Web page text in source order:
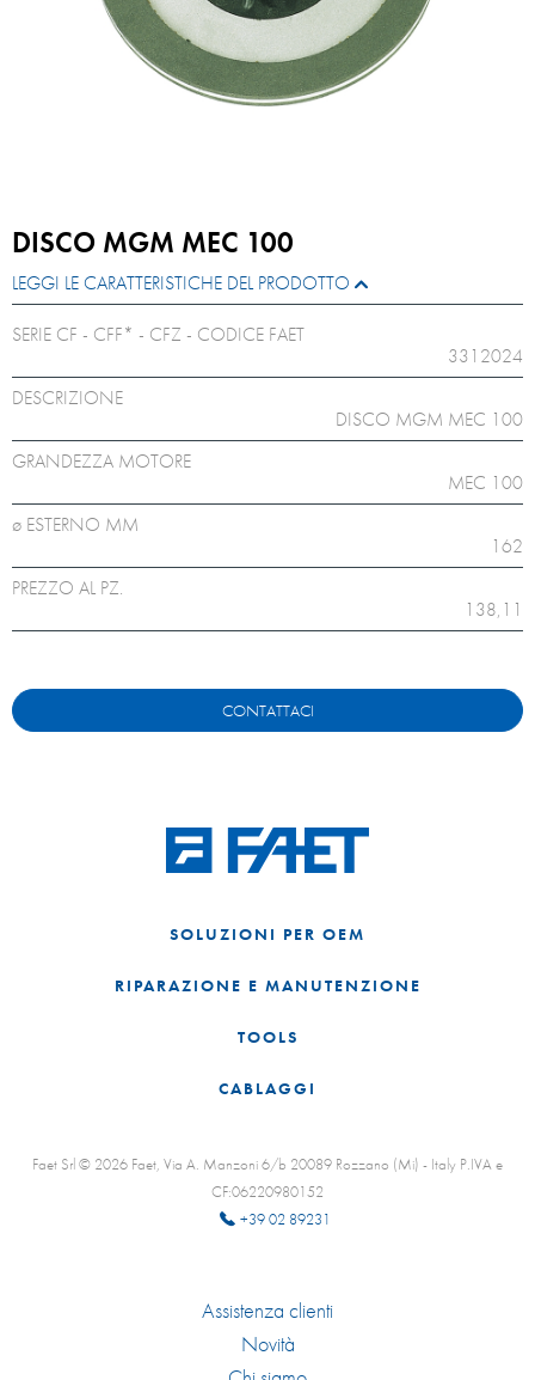
DISCO MGM MEC 100
LEGGI LE CARATTERISTICHE DEL PRODOTTO
SERIE CF - CFF* - CFZ - CODICE FAET
3312024
DESCRIZIONE
DISCO MGM MEC 100
GRANDEZZA MOTORE
MEC 100
ø ESTERNO MM
162
PREZZO AL PZ.
138,11
CONTATTACI
SOLUZIONI PER OEM
RIPARAZIONE E MANUTENZIONE
TOOLS
CABLAGGI
Faet Srl © 2026 Faet, Via A. Manzoni 6/b 20089 Rozzano (Mi) - Italy P.IVA e
CF:06220980152
+39 02 89231
Assistenza clienti
Novità